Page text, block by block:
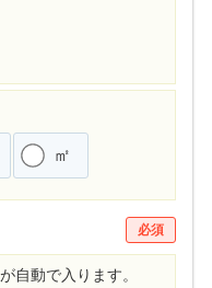
㎡
必須
自動で入ります。